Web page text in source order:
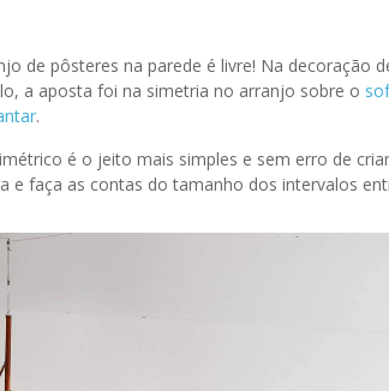
de pôsteres na parede é livre! Na decoração
a aposta foi na simetria no arranjo sobre o
.
é o jeito mais simples e sem erro de
e faça as contas do tamanho dos intervalos